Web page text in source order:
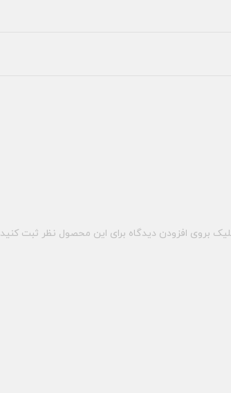
بروی افزودن دیدگاه برای این محصول نظر ثبت کنید